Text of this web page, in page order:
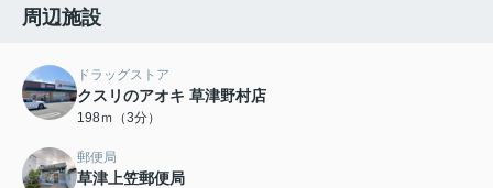
周辺施設
ドラッグストア
クスリのアオキ 草津野村店
198ｍ（3分）
郵便局
草津上笠郵便局